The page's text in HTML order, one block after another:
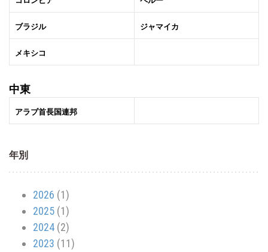
ブラジル ジャマイカ
メキシコ
中東
アラブ首長国連邦
年別
2026 (1)
2025 (1)
2024 (2)
2023 (11)